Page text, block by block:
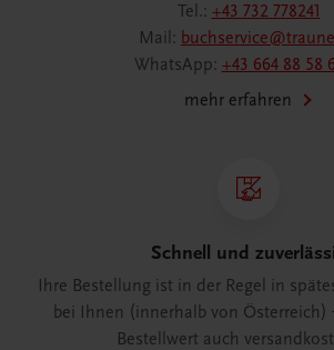
Tel.: +43 732 778241
Mail:
WhatsApp: +43 664 88 58
mehr erfahren
Schnell und
Ihre Bestellung ist in der Regel in
bei Ihnen (innerhalb von Österreich)
Bestellwert auch